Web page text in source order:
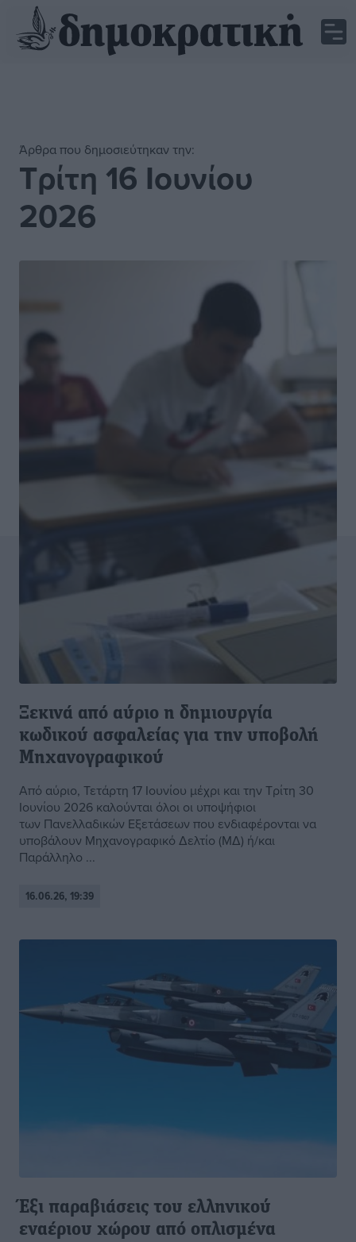
Άρθρα που δημοσιεύτηκαν την:
Τρίτη 16 Ιουνίου
2026
Ξεκινά από αύριο η δημιουργία
κωδικού ασφαλείας για την υποβολή
Μηχανογραφικού
Από αύριο, Τετάρτη 17 Ιουνίου μέχρι και την Τρίτη 30
Ιουνίου 2026 καλούνται όλοι οι υποψήφιοι
των Πανελλαδικών Εξετάσεων που ενδιαφέρονται να
υποβάλουν Μηχανογραφικό Δελτίο (ΜΔ) ή/και
Παράλληλο ...
16.06.26, 19:39
Έξι παραβιάσεις του ελληνικού
εναέριου χώρου από οπλισμένα